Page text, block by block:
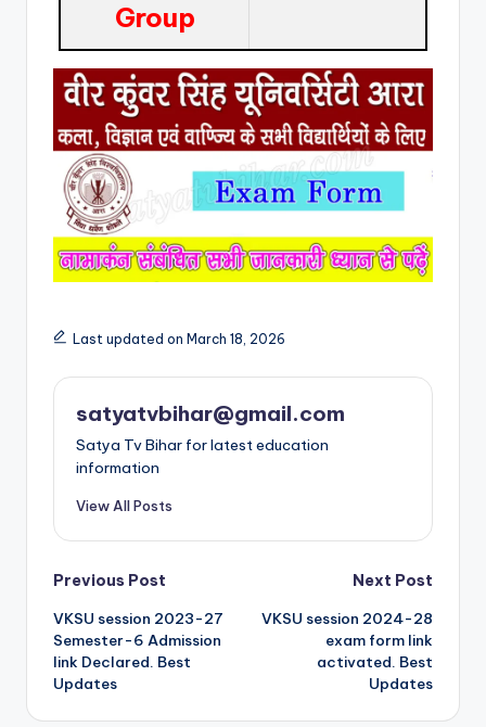
Group
Last updated on March 18, 2026
satyatvbihar@gmail.com
Satya Tv Bihar for latest education
information
View All Posts
Previous Post
VKSU session 2023-27
Semester-6 Admission
link Declared. Best
Updates
Next Post
VKSU session 2024-28
exam form link
activated. Best
Updates